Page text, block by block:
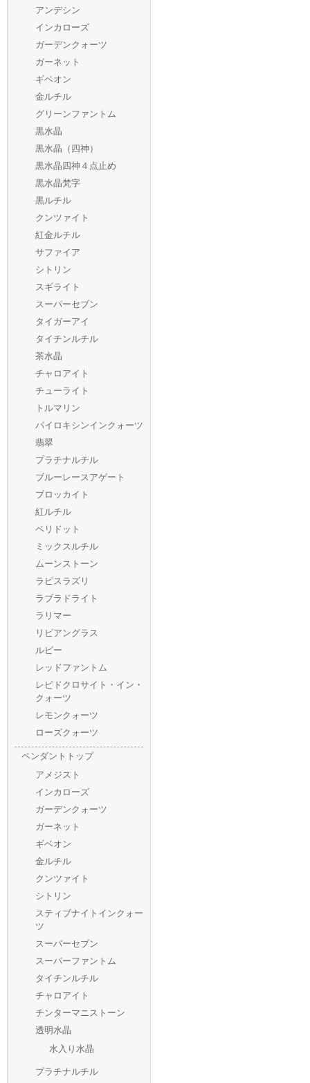
アンデシン
インカローズ
ガーデンクォーツ
ガーネット
ギベオン
金ルチル
グリーンファントム
黒水晶
黒水晶（四神）
黒水晶四神４点止め
黒水晶梵字
黒ルチル
クンツァイト
紅金ルチル
サファイア
シトリン
スギライト
スーパーセブン
タイガーアイ
タイチンルチル
茶水晶
チャロアイト
チューライト
トルマリン
パイロキシンインクォーツ
翡翠
プラチナルチル
ブルーレースアゲート
ブロッカイト
紅ルチル
ペリドット
ミックスルチル
ムーンストーン
ラピスラズリ
ラブラドライト
ラリマー
リビアングラス
ルビー
レッドファントム
レピドクロサイト・イン・
クォーツ
レモンクォーツ
ローズクォーツ
ペンダントトップ
アメジスト
インカローズ
ガーデンクォーツ
ガーネット
ギベオン
金ルチル
クンツァイト
シトリン
スティブナイトインクォー
ツ
スーパーセブン
スーパーファントム
タイチンルチル
チャロアイト
チンターマニストーン
透明水晶
水入り水晶
プラチナルチル